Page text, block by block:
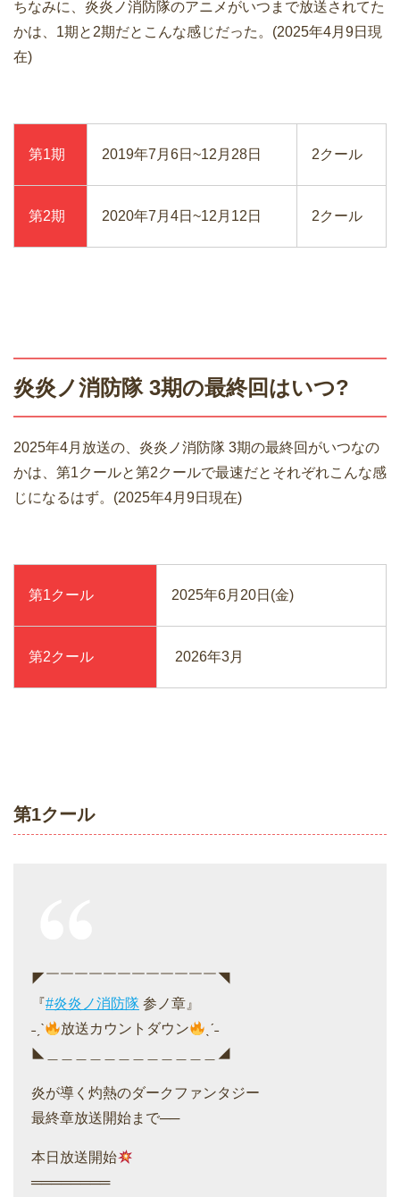
ちなみに、炎炎ノ消防隊のアニメがいつまで放送されてた
かは、1期と2期だとこんな感じだった。(2025年4月9日現
在)
第1期 2019年7月6日~12月28日 2クール
第2期 2020年7月4日~12月12日 2クール
炎炎ノ消防隊 3期の最終回はいつ?
2025年4月放送の、炎炎ノ消防隊 3期の最終回がいつなの
かは、第1クールと第2クールで最速だとそれぞれこんな感
じになるはず。(2025年4月9日現在)
第1クール 2025年6月20日(金)
第2クール 2026年3月
第1クール
◤￣￣￣￣￣￣￣￣￣￣￣￣◥
『#炎炎ノ消防隊 参ノ章』
˗ˏˋ
放送カウントダウン
ˎˊ˗
◣＿＿＿＿＿＿＿＿＿＿＿＿◢
炎が導く灼熱のダークファンタジー
最終章放送開始まで──
本日放送開始
════════